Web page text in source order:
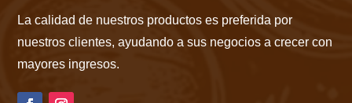
La calidad de nuestros productos es preferida por
nuestros clientes, ayudando a sus negocios a crecer con
mayores ingresos.